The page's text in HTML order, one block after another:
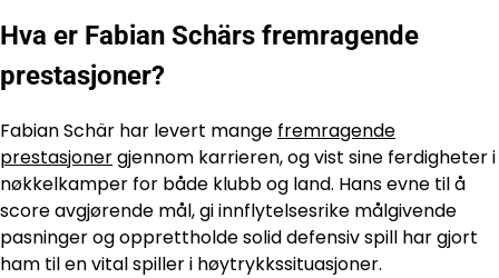
Hva er Fabian Schärs fremragende
prestasjoner?
Fabian Schär har levert mange fremragende
prestasjonergjennom karrieren, og vist sine ferdigheter i
nøkkelkamper for både klubb og land. Hans evne til å
score avgjørende mål, gi innflytelsesrike målgivende
pasninger og opprettholde solid defensiv spill har gjort
ham til en vital spiller i høytrykkssituasjoner.